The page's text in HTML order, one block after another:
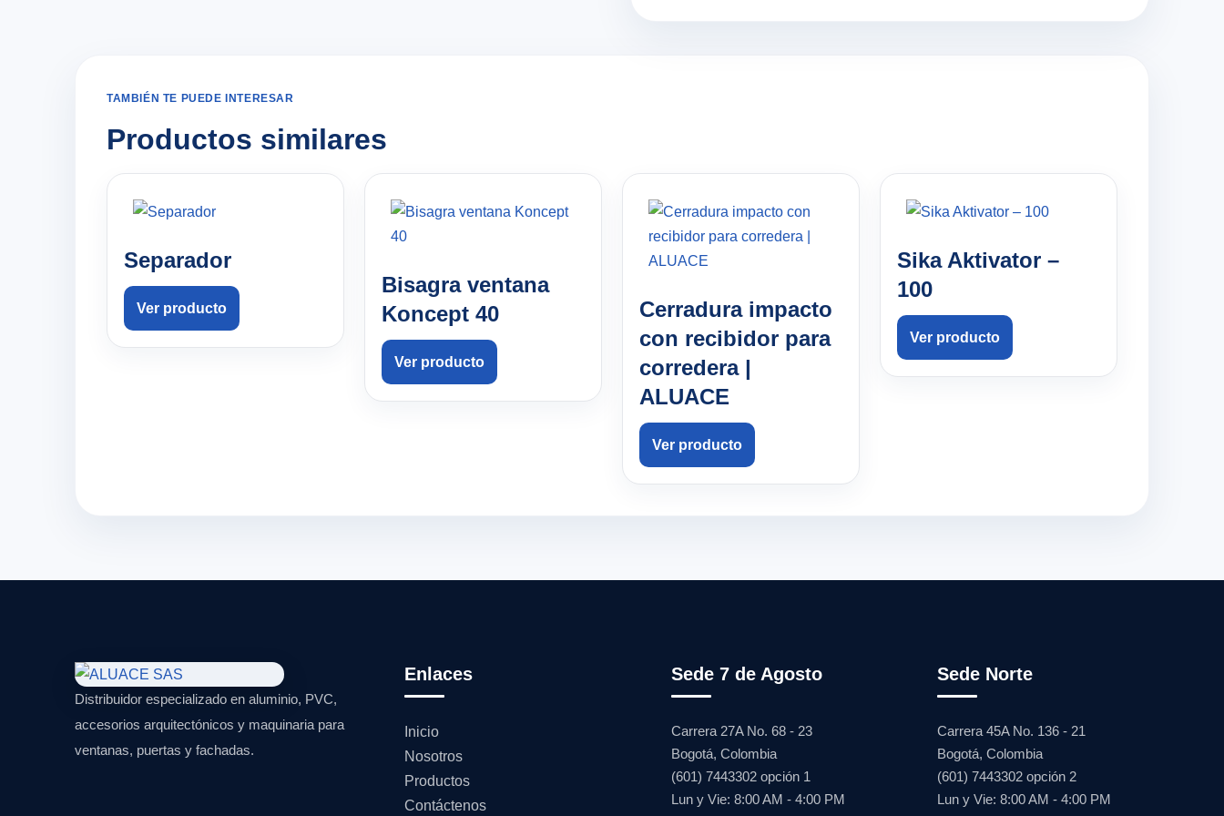
TAMBIÉN TE PUEDE INTERESAR
Productos similares
Separador
Ver producto
Bisagra ventana
Koncept 40
Ver producto
Cerradura impacto
con recibidor para
corredera |
ALUACE
Ver producto
Sika Aktivator –
100
Ver producto
Distribuidor especializado en aluminio, PVC,
accesorios arquitectónicos y maquinaria para
ventanas, puertas y fachadas.
Enlaces
Inicio
Nosotros
Productos
Contáctenos
Sede 7 de Agosto
Carrera 27A No. 68 - 23
Bogotá, Colombia
(601) 7443302 opción 1
Lun y Vie: 8:00 AM - 4:00 PM
Sede Norte
Carrera 45A No. 136 - 21
Bogotá, Colombia
(601) 7443302 opción 2
Lun y Vie: 8:00 AM - 4:00 PM